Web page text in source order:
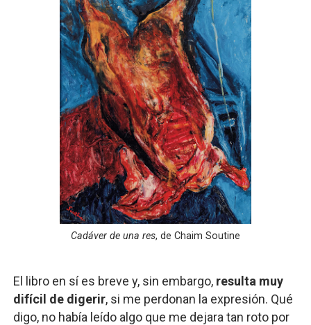
Cadáver de una res, de Chaim Soutine
El libro en sí es breve y, sin embargo, resulta muy
difícil de digerir, si me perdonan la expresión. Qué
digo, no había leído algo que me dejara tan roto por